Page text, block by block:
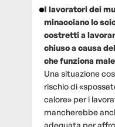
I lavoratori dei
minacciano lo
costretti a
chiuso a causa
che funziona
Una situazione
rischio di
calore» per i
mancherebbe
adeguata per